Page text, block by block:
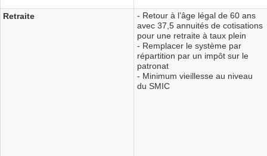
Retraite
- Retour à l’âge légal de 60 ans
avec 37,5 annuités de cotisations
pour une retraite à taux plein
- Remplacer le système par
répartition par un impôt sur le
patronat
- Minimum vieillesse au niveau
du SMIC